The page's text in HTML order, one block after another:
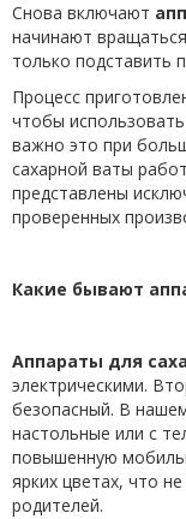
Снова включают
начинают
только подставить
Процесс
чтобы
важно это при
сахарной ваты
представлены
проверенных
Какие бывают
Аппараты для
электрическими.
безопасный. В
настольные или с
повышенную
ярких цветах, что
родителей.